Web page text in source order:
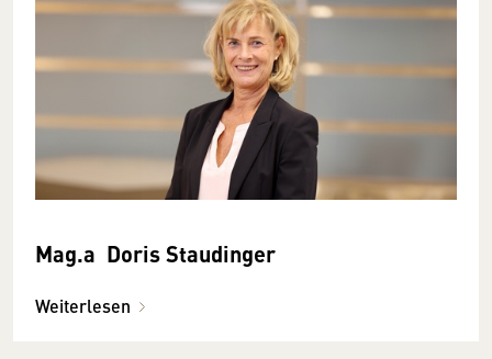
Mag.a Doris Staudinger
Weiterlesen